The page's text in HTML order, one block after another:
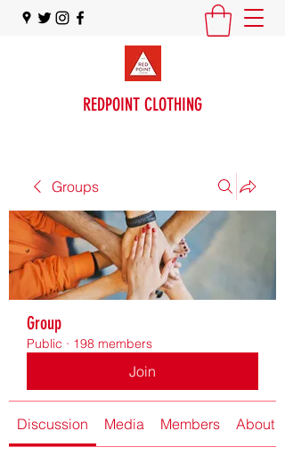
REDPOINT CLOTHING
Groups
Group
Public · 198 members
Join
Discussion Media Members About